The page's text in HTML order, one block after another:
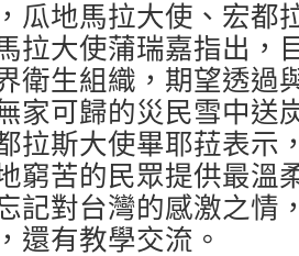
瓜地馬拉大使、宏都
拉大使蒲瑞嘉指出，
衛生組織，期望透過
家可歸的災民雪中送
拉斯大使畢耶菈表示
窮苦的民眾提供最溫
記對台灣的感激之情
還有教學交流。